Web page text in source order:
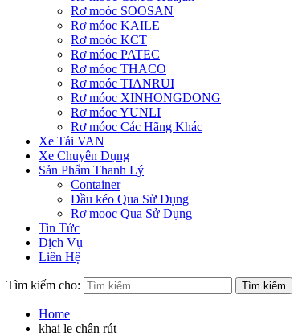
Rơ moóc SOOSAN
Rơ móoc KAILE
Rơ moóc KCT
Rơ móoc PATEC
Rơ móoc THACO
Rơ moóc TIANRUI
Rơ móoc XINHONGDONG
Rơ móoc YUNLI
Rơ móoc Các Hãng Khác
Xe Tải VAN
Xe Chuyên Dụng
Sản Phẩm Thanh Lý
Container
Đầu kéo Qua Sử Dụng
Rơ mooc Qua Sử Dụng
Tin Tức
Dịch Vụ
Liên Hệ
Tìm kiếm cho:
Home
khai le chân rút